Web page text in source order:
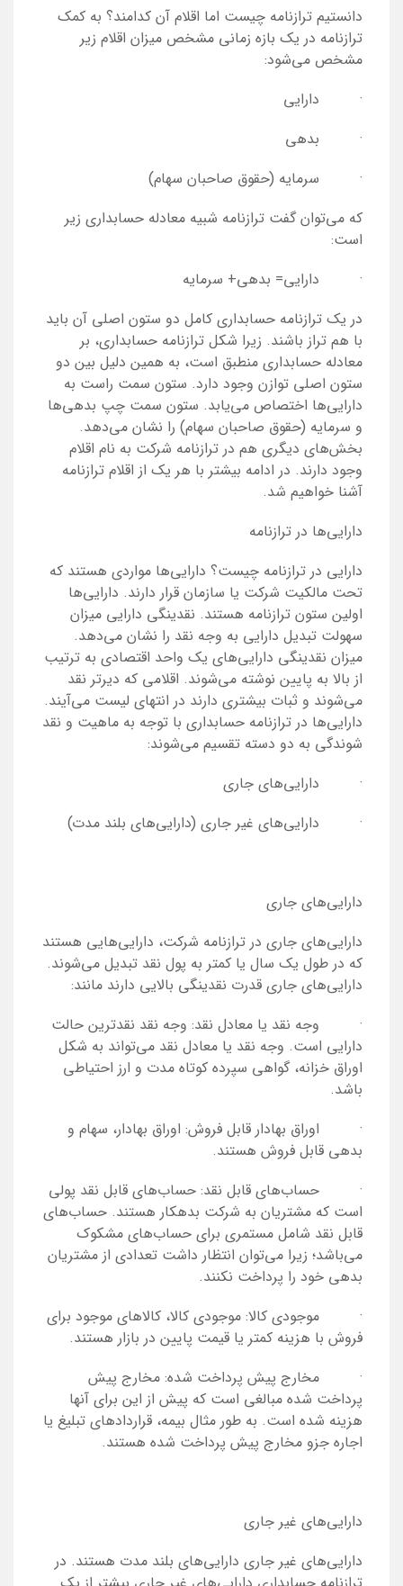
دانستیم ترازنامه چیست اما اقلام آن کدامند؟ به کمک
ترازنامه در یک بازه زمانی مشخص میزان اقلام زیر
مشخص می‌شود:
· دارایی
· بدهی
· سرمایه (حقوق صاحبان سهام)
که می‌توان گفت ترازنامه شبیه معادله حسابداری زیر
است:
· دارایی= بدهی+ سرمایه
در یک ترازنامه حسابداری کامل دو ستون اصلی آن باید
با هم تراز باشند. زیرا شکل ترازنامه حسابداری، بر
معادله حسابداری منطبق است، به همین دلیل بین دو
ستون اصلی توازن وجود دارد. ستون سمت راست به
دارایی‌ها اختصاص می‌یابد. ستون سمت چپ بدهی‌ها
و سرمایه (حقوق صاحبان سهام) را نشان می‌دهد.
بخش‌های دیگری هم در ترازنامه شرکت به نام اقلام
وجود دارند. در ادامه بیشتر با هر یک از اقلام ترازنامه
آشنا خواهیم شد.
دارایی‌ها در ترازنامه
دارایی در ترازنامه چیست؟ دارایی‌ها مواردی هستند که
تحت مالکیت شرکت یا سازمان قرار دارند. دارایی‌ها
اولین ستون ترازنامه هستند. نقدینگی دارایی میزان
سهولت تبدیل دارایی به وجه نقد را نشان می‌دهد.
میزان نقدینگی دارایی‌های یک واحد اقتصادی به ترتیب
از بالا به پایین نوشته می‌شوند. اقلامی که دیرتر نقد
می‌شوند و ثبات بیشتری دارند در انتهای لیست می‌آیند.
دارایی‌ها در ترازنامه حسابداری با توجه به ماهیت و نقد
شوندگی به دو دسته تقسیم می‌شوند:
· دارایی‌های جاری
· دارایی‌های غیر جاری (دارایی‌های بلند مدت)
دارایی‌های جاری
دارایی‌های جاری در ترازنامه شرکت، دارایی‌هایی هستند
که در طول یک سال یا کمتر به پول نقد تبدیل می‌شوند.
دارایی‌های جاری قدرت نقدینگی بالایی دارند مانند:
· وجه نقد یا معادل نقد: وجه نقد نقدترین حالت
دارایی است. وجه نقد یا معادل نقد می‌تواند به شکل
اوراق خزانه، گواهی سپرده‌ کوتاه مدت و ارز احتیاطی
باشد.
· اوراق بهادار قابل فروش: اوراق بهادار، سهام و
بدهی قابل فروش هستند.
· حساب‌های قابل نقد: حساب‌های قابل نقد پولی
است که مشتریان به شرکت بدهکار هستند. حساب‌های
قابل نقد شامل مستمری برای حساب‌های مشکوک
می‌باشد؛ زیرا می‌توان انتظار داشت تعدادی از مشتریان
بدهی خود را پرداخت نکنند.
· موجودی کالا: موجودی کالا، کالاهای موجود برای
فروش با هزینه‌ کمتر یا قیمت پایین در بازار هستند.
· مخارج پیش پرداخت شده: مخارج پیش
پرداخت شده مبالغی است که پیش از این برای آنها
هزینه شده است. به طور مثال بیمه، قراردادهای تبلیغ یا
اجاره جزو مخارج پیش پرداخت شده هستند.
دارایی‌های غیر جاری
دارایی‌های غیر جاری دارایی‌های بلند مدت هستند. در